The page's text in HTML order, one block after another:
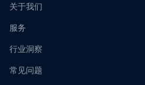
关于我们
服务
行业洞察
常见问题